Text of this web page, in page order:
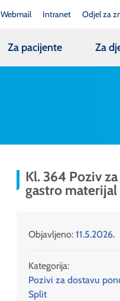
Webmail Intranet Odjel za
Za pacijente Za
Kl. 364 Poziv
gastro materijal
Objavljeno: 11.5.2026.
Kategorija:
Pozivi za dostavu
Split